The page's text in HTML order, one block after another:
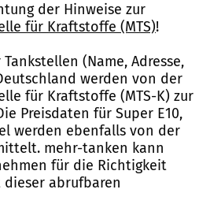
der Hinweise zur
für Kraftstoffe (MTS)!
(Name, Adresse,
werden von der
für Kraftstoffe (MTS-K) zur
Preisdaten für Super E10,
werden ebenfalls von der
mehr-tanken kann
für die Richtigkeit
abrufbaren